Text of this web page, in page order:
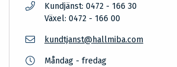
Kundjänst: 0472 - 166 30
Växel: 0472 - 166 00
kundtjanst@hallmiba.com
Måndag - fredag